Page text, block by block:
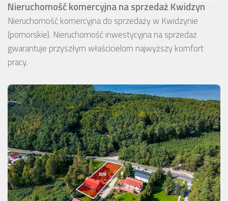
Nieruchomość komercyjna na sprzedaż Kwidzyn
Nieruchomość komercyjna do sprzedaży w Kwidzynie
(pomorskie). Nieruchomość inwestycyjna na sprzedaż
gwarantuje przyszłym właścicielom najwyższy komfort
pracy.